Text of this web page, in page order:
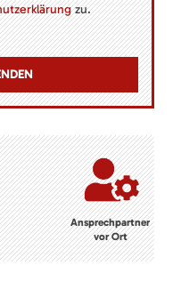
zu.
Ansprechpartner
vor Ort